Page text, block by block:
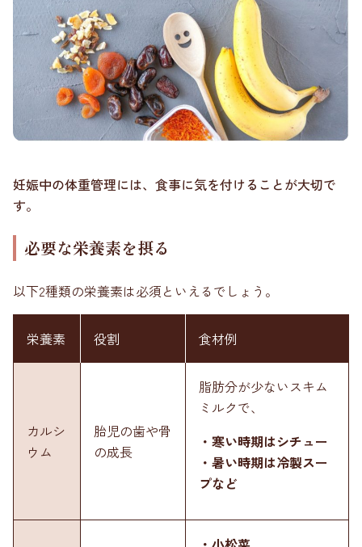
妊娠中の体重管理には、食事に気を付けることが大切で
す。
必要な栄養素を摂る
以下2種類の栄養素は必須といえるでしょう。
栄養素 役割 食材例
カルシ
ウム
胎児の歯や骨
の成長
脂肪分が少ないスキム
ミルクで、
・寒い時期はシチュー
・暑い時期は冷製スー
プなど